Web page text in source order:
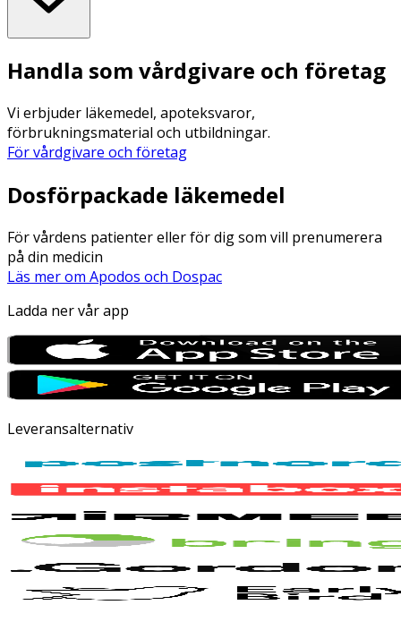
Handla som vårdgivare och företag
Vi erbjuder läkemedel, apoteksvaror,
förbrukningsmaterial och utbildningar.
För vårdgivare och företag
Dosförpackade läkemedel
För vårdens patienter eller för dig som vill prenumerera
på din medicin
Läs mer om Apodos och Dospac
Ladda ner vår app
Leveransalternativ